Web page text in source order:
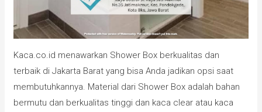
Kaca.co.id menawarkan Shower Box berkualitas dan
terbaik di Jakarta Barat yang bisa Anda jadikan opsi saat
membutuhkannya. Material dari Shower Box adalah bahan
bermutu dan berkualitas tinggi dan kaca clear atau kaca